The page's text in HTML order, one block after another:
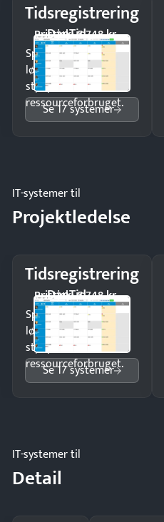
Tidsregistrering
DanTid
Pristjek: 5.748 kr
Spar tid på
lønberegning og få
styr på
ressourceforbruget.
Se 17 systemer
IT-systemer til
Projektledelse
Tidsregistrering
DanTid
Pristjek: 5.748 kr
Spar tid på
lønberegning og få
styr på
ressourceforbruget.
Se 17 systemer
IT-systemer til
Detail